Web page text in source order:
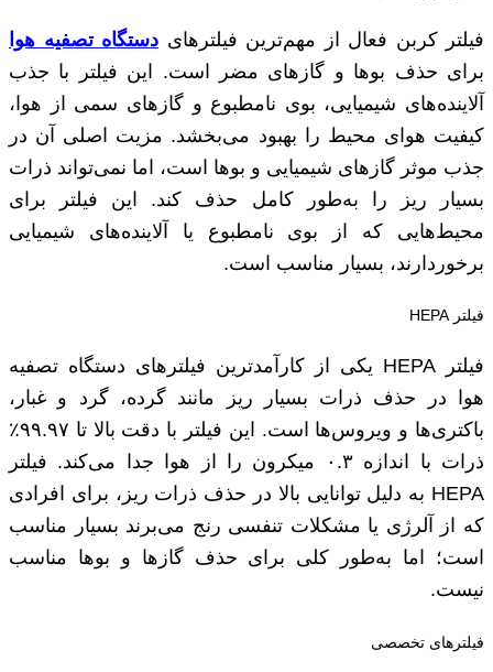
فیلتر کربن فعال از مهم‌ترین فیلترهای دستگاه تصفیه هوا
برای حذف بوها و گازهای مضر است. این فیلتر با جذب
آلاینده‌های شیمیایی، بوی نامطبوع و گازهای سمی از هوا،
کیفیت هوای محیط را بهبود می‌بخشد. مزیت اصلی آن در
جذب موثر گازهای شیمیایی و بوها است، اما نمی‌تواند ذرات
بسیار ریز را به‌طور کامل حذف کند. این فیلتر برای
محیط‌هایی که از بوی نامطبوع یا آلاینده‌های شیمیایی
برخوردارند، بسیار مناسب است.
فیلتر HEPA
فیلتر HEPA یکی از کارآمدترین فیلترهای دستگاه تصفیه
هوا در حذف ذرات بسیار ریز مانند گرده، گرد و غبار،
باکتری‌ها و ویروس‌ها است. این فیلتر با دقت بالا تا ۹۹.۹۷٪
ذرات با اندازه ۰.۳ میکرون را از هوا جدا می‌کند. فیلتر
HEPA به دلیل توانایی بالا در حذف ذرات ریز، برای افرادی
که از آلرژی یا مشکلات تنفسی رنج می‌برند بسیار مناسب
است؛ اما به‌طور کلی برای حذف گازها و بوها مناسب
نیست.
فیلترهای تخصصی